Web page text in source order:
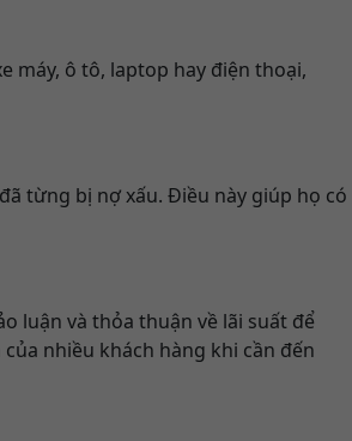
máy, ô tô, laptop hay điện thoại,
từng bị nợ xấu. Điều này giúp họ có
luận và thỏa thuận về lãi suất để
nhiều khách hàng khi cần đến